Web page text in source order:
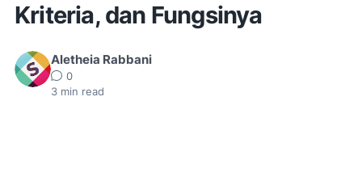
Kriteria, dan Fungsinya
Aletheia Rabbani
0
3 min read